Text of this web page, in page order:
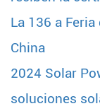
La 136 a
China
2024 Solar
soluciones